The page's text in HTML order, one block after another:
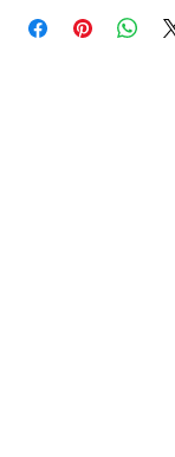
Größe:
S, M, L, XL
Białystok, Polen, 15-